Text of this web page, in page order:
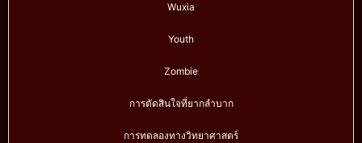
Wuxia
Youth
Zombie
การตัดสินใจที่ยากลำบาก
การทดลองทางวิทยาศาสตร์